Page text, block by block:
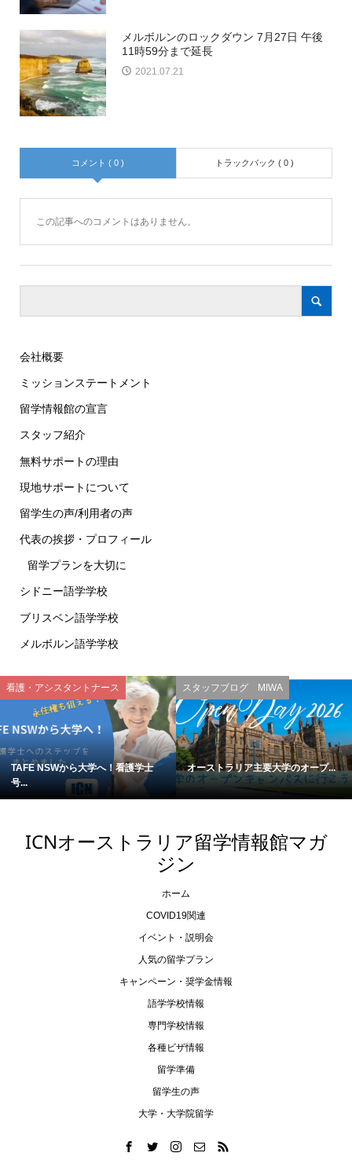
メルボルンのロックダウン 7月27日 午後
11時59分まで延長
2021.07.21
コメント ( 0 ) トラックバック ( 0 )
この記事へのコメントはありません。
会社概要
ミッションステートメント
留学情報館の宣言
スタッフ紹介
無料サポートの理由
現地サポートについて
留学生の声/利用者の声
代表の挨拶・プロフィール
留学プランを大切に
シドニー語学学校
ブリスベン語学学校
メルボルン語学学校
看護・アシスタントナース
TAFE NSWから大学へ！看護学士
号...
スタッフブログ MIWA
オーストラリア主要大学のオープ...
ICNオーストラリア留学情報館マガ
ジン
ホーム
COVID19関連
イベント・説明会
人気の留学プラン
キャンペーン・奨学金情報
語学学校情報
専門学校情報
各種ビザ情報
留学準備
留学生の声
大学・大学院留学